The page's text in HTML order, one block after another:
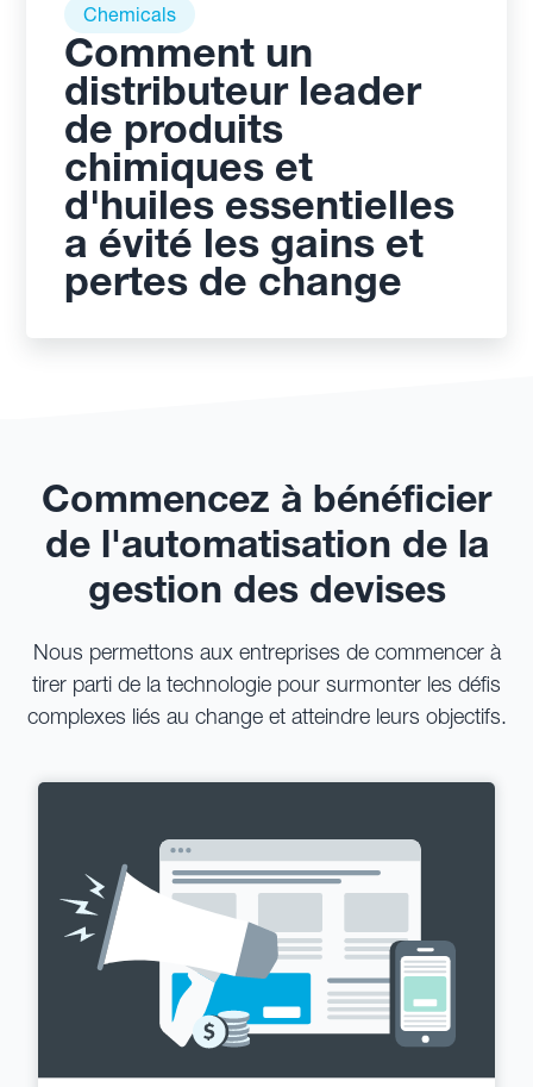
Chemicals
Comment un
distributeur leader
de produits
chimiques et
d'huiles essentielles
a évité les gains et
pertes de change
Commencez à bénéficier
de l'automatisation de la
gestion des devises
Nous permettons aux entreprises de commencer à
tirer parti de la technologie pour surmonter les défis
complexes liés au change et atteindre leurs objectifs.